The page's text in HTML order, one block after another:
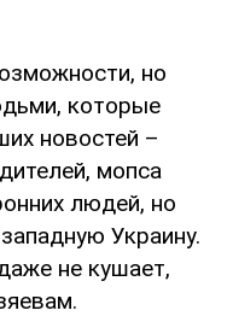
но
которые
новостей –
мопса
людей, но
Украину.
не кушает,